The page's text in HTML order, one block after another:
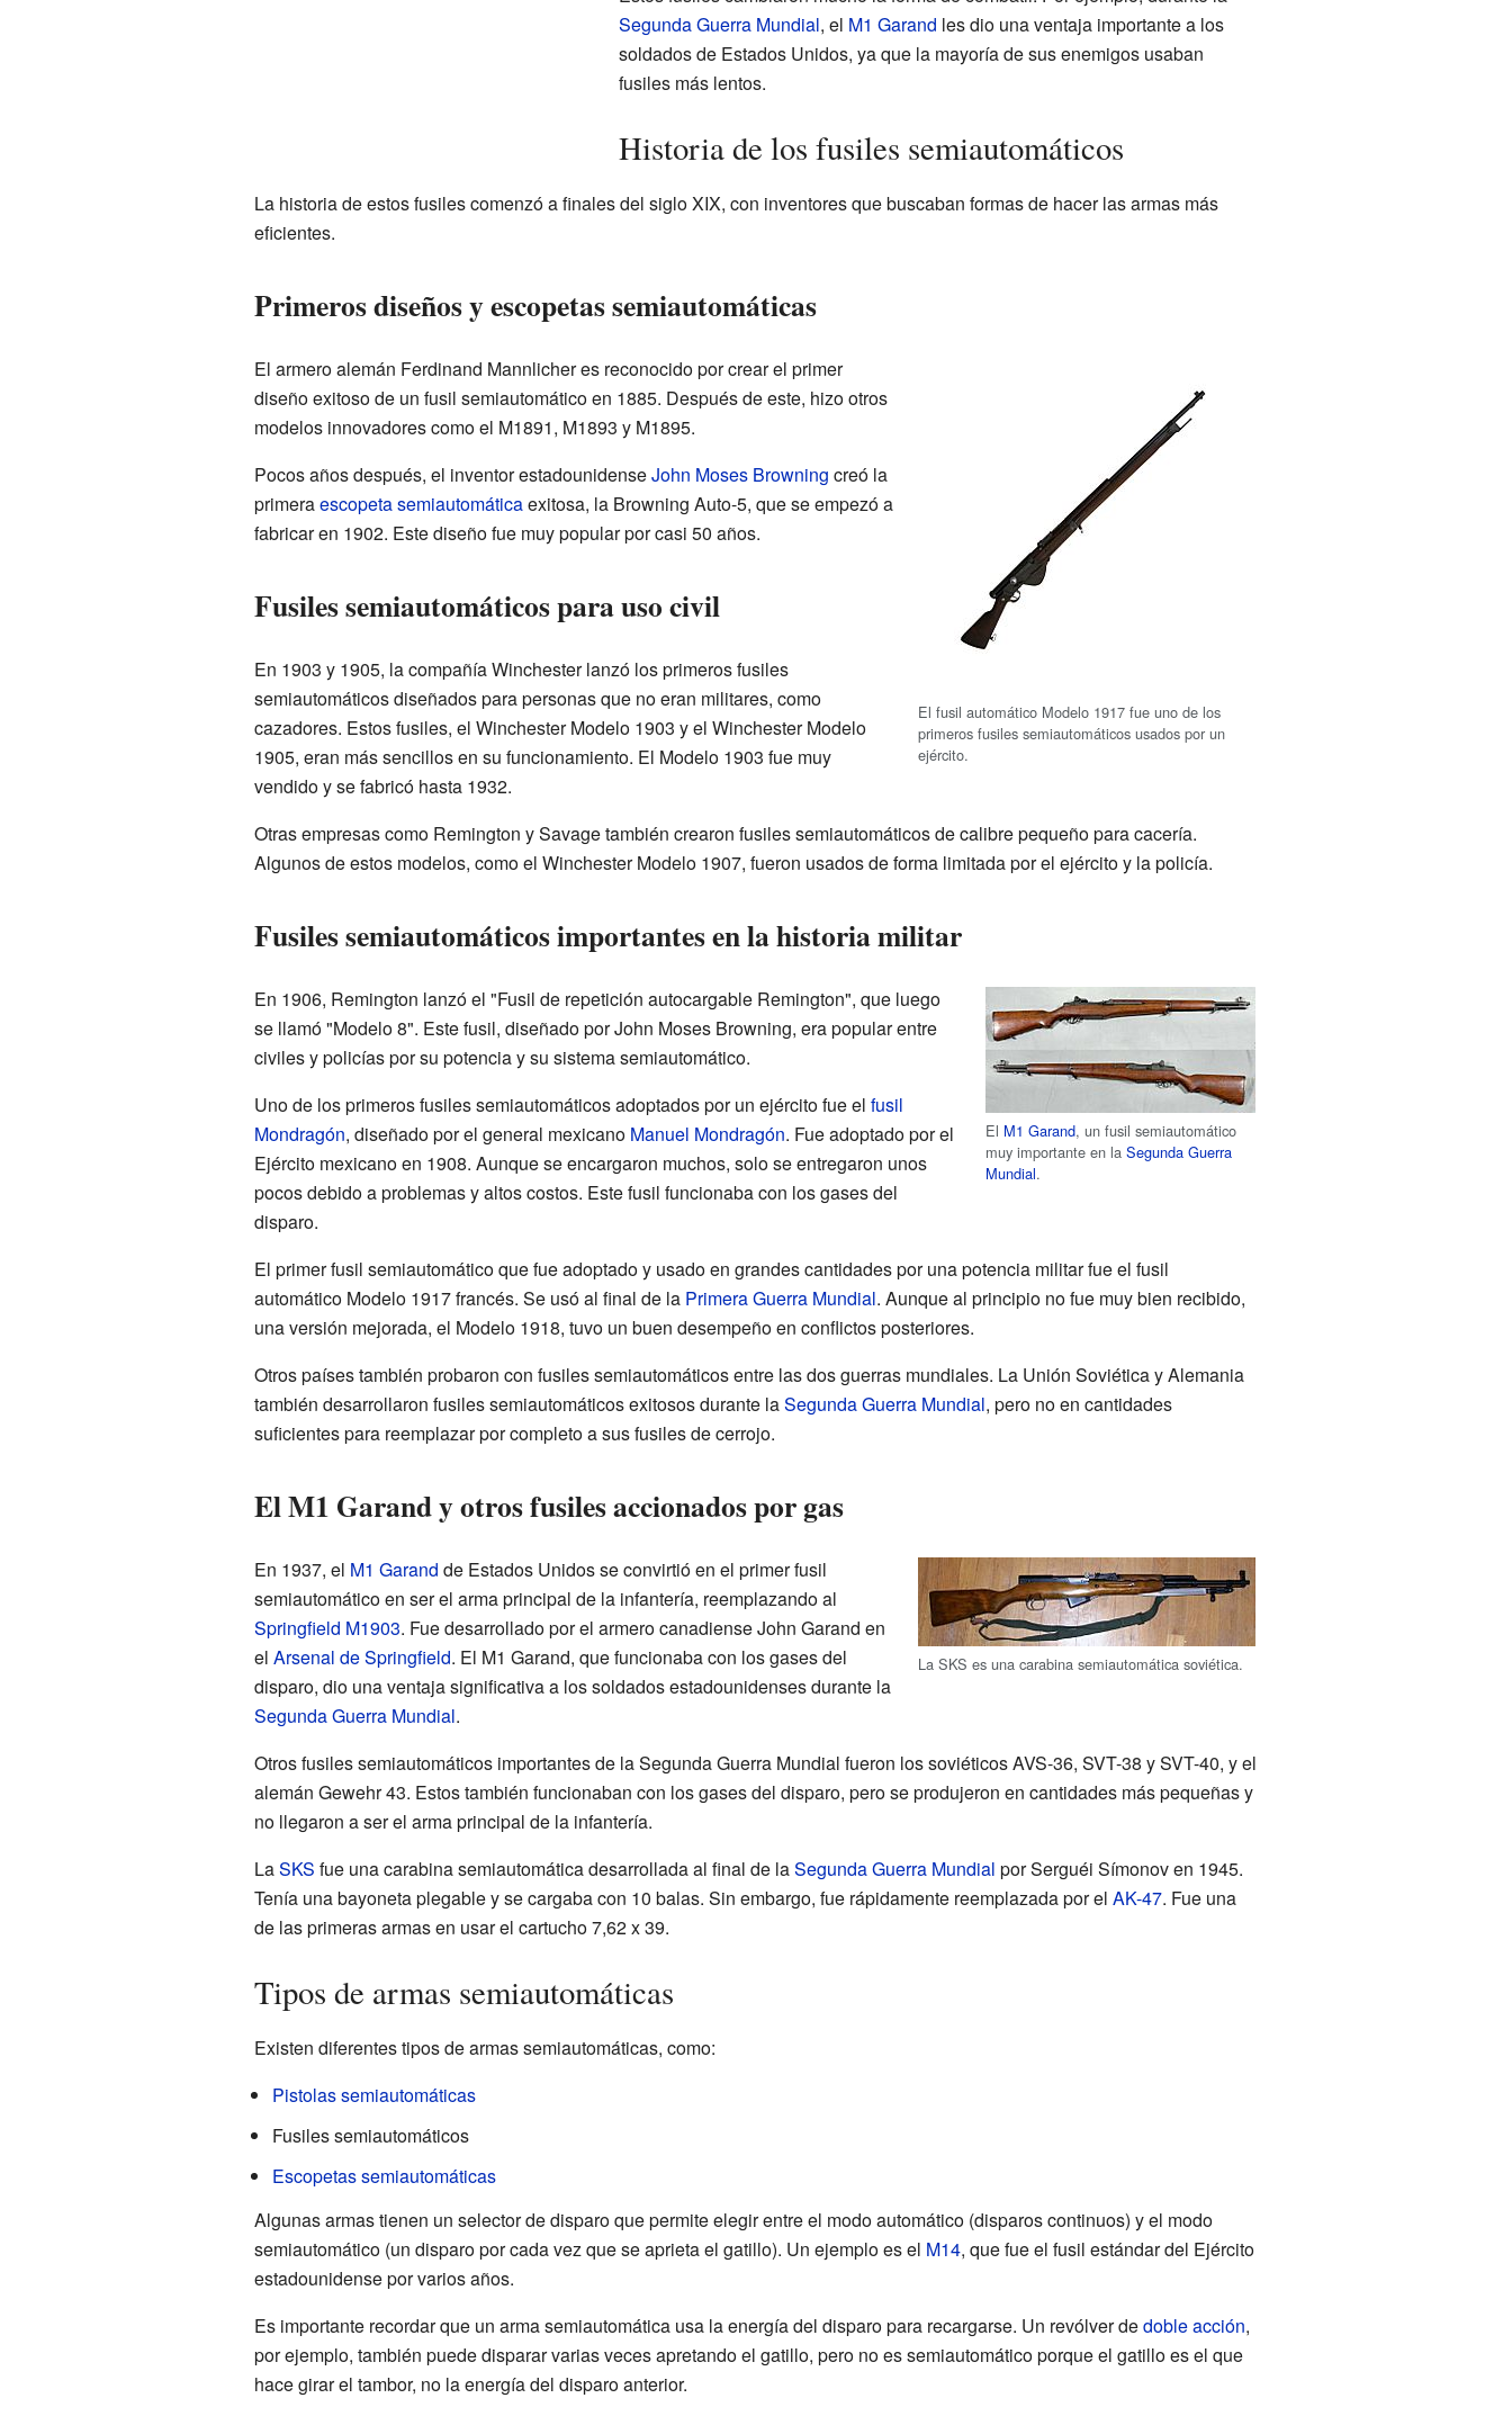
Segunda Guerra Mundial, el M1 Garand les dio una ventaja importante a los
soldados de Estados Unidos, ya que la mayoría de sus enemigos usaban
fusiles más lentos.
Historia de los fusiles semiautomáticos
La historia de estos fusiles comenzó a finales del siglo XIX, con inventores que buscaban formas de hacer las armas más
eficientes.
Primeros diseños y escopetas semiautomáticas
El fusil automático Modelo 1917 fue uno de los
primeros fusiles semiautomáticos usados por un
ejército.
El armero alemán Ferdinand Mannlicher es reconocido por crear el primer
diseño exitoso de un fusil semiautomático en 1885. Después de este, hizo otros
modelos innovadores como el M1891, M1893 y M1895.
Pocos años después, el inventor estadounidenseJohn Moses Browning creó la
primeraescopeta semiautomáticaexitosa, la Browning Auto-5, que se empezó a
fabricar en 1902. Este diseño fue muy popular por casi 50 años.
Fusiles semiautomáticos para uso civil
En 1903 y 1905, la compañía Winchester lanzó los primeros fusiles
semiautomáticos diseñados para personas que no eran militares, como
cazadores. Estos fusiles, el Winchester Modelo 1903 y el Winchester Modelo
1905, eran más sencillos en su funcionamiento. El Modelo 1903 fue muy
vendido y se fabricó hasta 1932.
Otras empresas como Remington y Savage también crearon fusiles semiautomáticos de calibre pequeño para cacería.
Algunos de estos modelos, como el Winchester Modelo 1907, fueron usados de forma limitada por el ejército y la policía.
Fusiles semiautomáticos importantes en la historia militar
El M1 Garand, un fusil semiautomático
muy importante en laSegunda Guerra
Mundial.
En 1906, Remington lanzó el "Fusil de repetición autocargable Remington", que luego
se llamó "Modelo 8". Este fusil, diseñado por John Moses Browning, era popular entre
civiles y policías por su potencia y su sistema semiautomático.
Uno de los primeros fusiles semiautomáticos adoptados por un ejército fue el fusil
Mondragón, diseñado por el general mexicano Manuel Mondragón. Fue adoptado por el
Ejército mexicano en 1908. Aunque se encargaron muchos, solo se entregaron unos
pocos debido a problemas y altos costos. Este fusil funcionaba con los gases del
disparo.
El primer fusil semiautomático que fue adoptado y usado en grandes cantidades por una potencia militar fue el fusil
automático Modelo 1917 francés. Se usó al final de la Primera Guerra Mundial. Aunque al principio no fue muy bien recibido,
una versión mejorada, el Modelo 1918, tuvo un buen desempeño en conflictos posteriores.
Otros países también probaron con fusiles semiautomáticos entre las dos guerras mundiales. La Unión Soviética y Alemania
también desarrollaron fusiles semiautomáticos exitosos durante laSegunda Guerra Mundial, pero no en cantidades
suficientes para reemplazar por completo a sus fusiles de cerrojo.
El M1 Garand y otros fusiles accionados por gas
La SKS es una carabina semiautomática soviética.
En 1937, el M1 Garand de Estados Unidos se convirtió en el primer fusil
semiautomático en ser el arma principal de la infantería, reemplazando al
Springfield M1903. Fue desarrollado por el armero canadiense John Garand en
el Arsenal de Springfield. El M1 Garand, que funcionaba con los gases del
disparo, dio una ventaja significativa a los soldados estadounidenses durante la
Segunda Guerra Mundial.
Otros fusiles semiautomáticos importantes de la Segunda Guerra Mundial fueron los soviéticos AVS-36, SVT-38 y SVT-40, y el
alemán Gewehr 43. Estos también funcionaban con los gases del disparo, pero se produjeron en cantidades más pequeñas y
no llegaron a ser el arma principal de la infantería.
LaSKS fue una carabina semiautomática desarrollada al final de laSegunda Guerra Mundial por Serguéi Símonov en 1945.
Tenía una bayoneta plegable y se cargaba con 10 balas. Sin embargo, fue rápidamente reemplazada por el AK-47. Fue una
de las primeras armas en usar el cartucho 7,62 x 39.
Tipos de armas semiautomáticas
Existen diferentes tipos de armas semiautomáticas, como:
Pistolas semiautomáticas
Fusiles semiautomáticos
Escopetas semiautomáticas
Algunas armas tienen un selector de disparo que permite elegir entre el modo automático (disparos continuos) y el modo
semiautomático (un disparo por cada vez que se aprieta el gatillo). Un ejemplo es el M14, que fue el fusil estándar del Ejército
estadounidense por varios años.
Es importante recordar que un arma semiautomática usa la energía del disparo para recargarse. Un revólver dedoble acción,
por ejemplo, también puede disparar varias veces apretando el gatillo, pero no es semiautomático porque el gatillo es el que
hace girar el tambor, no la energía del disparo anterior.